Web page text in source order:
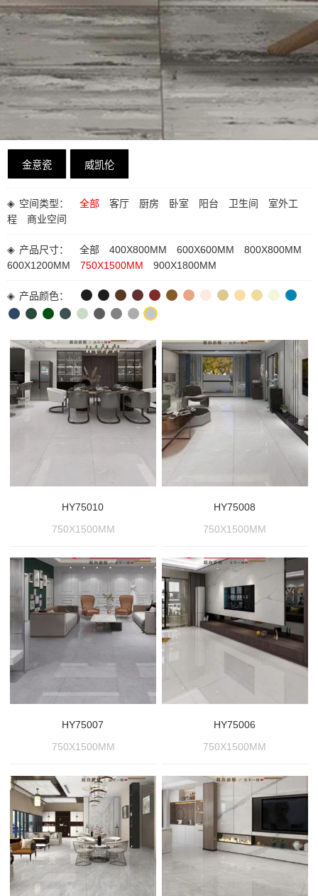
金意瓷 威凯伦
◈ 空间类型： 全部 客厅 厨房 卧室 阳台 卫生间
室外工
程
商业空间
◈ 产品尺寸： 全部 400X800MM 600X600MM
800X800MM
600X1200MM
750X1500MM 900X1800MM
◈ 产品颜色：
HY75010
750X1500MM
HY75008
750X1500MM
HY75007
750X1500MM
HY75006
750X1500MM